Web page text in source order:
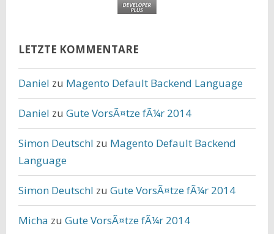
LETZTE KOMMENTARE
Daniel zu Magento Default Backend Language
Daniel zu Gute VorsÃ¤tze fÃ¼r 2014
Simon Deutschl zu Magento Default Backend
Language
Simon Deutschl zu Gute VorsÃ¤tze fÃ¼r 2014
Micha zu Gute VorsÃ¤tze fÃ¼r 2014